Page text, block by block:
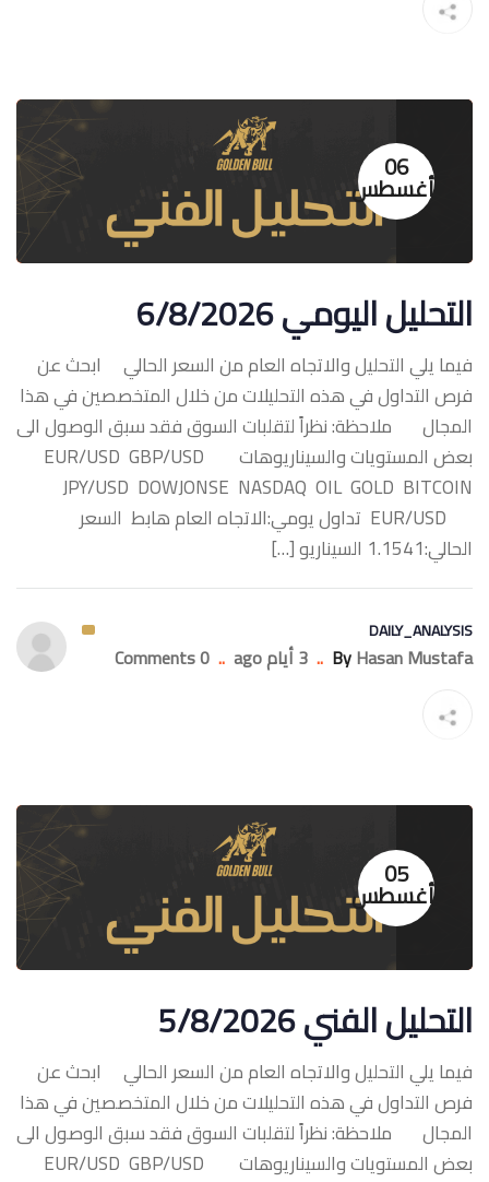
06
أغسطس
التحليل اليومي 6/8/2026
فيما يلي التحليل والاتجاه العام من السعر الحالي ابحث عن
فرص التداول في هذه التحليلات من خلال المتخصصين في هذا
المجال ملاحظة: نظراً لتقلبات السوق فقد سبق الوصول الى
بعض المستويات والسيناريوهات ‏EUR/USD GBP/USD
‏EUR/USD تداول يومي:الاتجاه العام هابط السعر
الحالي:1.1541 السيناريو […]
DAILY_ANALYSIS
ByHasan Mustafa
.. 3 أيام ago ..
0 Comments
05
أغسطس
التحليل الفني 5/8/2026
فيما يلي التحليل والاتجاه العام من السعر الحالي ابحث عن
فرص التداول في هذه التحليلات من خلال المتخصصين في هذا
المجال ملاحظة: نظراً لتقلبات السوق فقد سبق الوصول الى
بعض المستويات والسيناريوهات ‏EUR/USD GBP/USD